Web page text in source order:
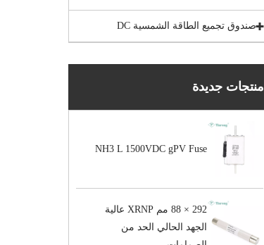
صندوق تجميع الطاقة الشمسية DC
منتجات جديدة
NH3 L 1500VDC gPV Fuse
292 × 88 مم XRNP عالية
الجهد الحالي الحد من